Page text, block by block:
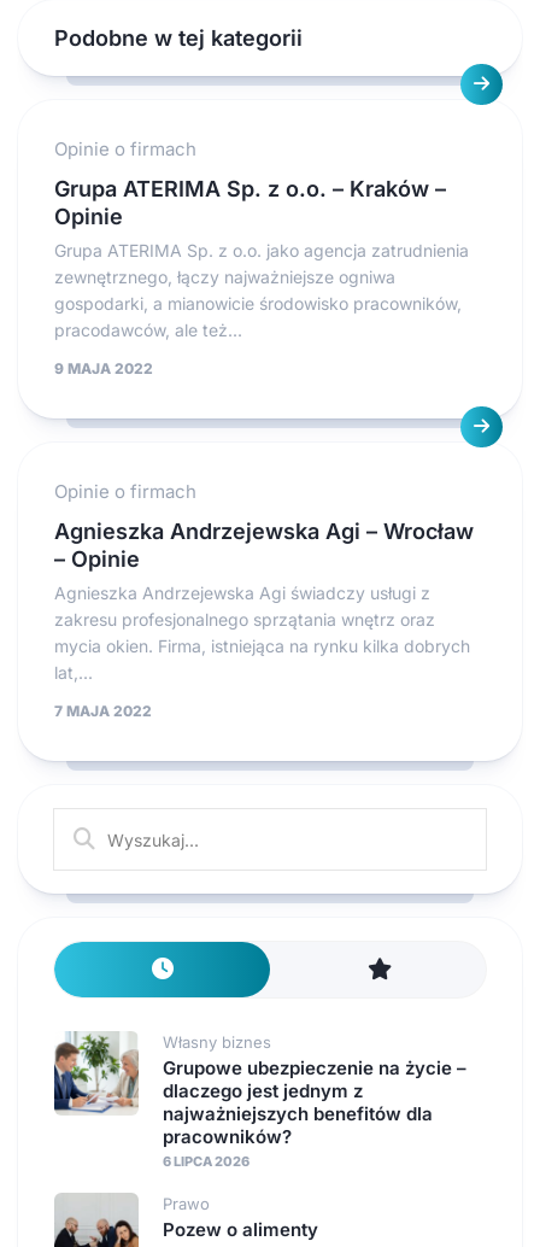
Podobne w tej kategorii
Opinie o firmach
Grupa ATERIMA Sp. z o.o. – Kraków –
Opinie
Grupa ATERIMA Sp. z o.o. jako agencja zatrudnienia
zewnętrznego, łączy najważniejsze ogniwa
gospodarki, a mianowicie środowisko pracowników,
pracodawców, ale też...
9 MAJA 2022
Opinie o firmach
Agnieszka Andrzejewska Agi – Wrocław
– Opinie
Agnieszka Andrzejewska Agi świadczy usługi z
zakresu profesjonalnego sprzątania wnętrz oraz
mycia okien. Firma, istniejąca na rynku kilka dobrych
lat,...
7 MAJA 2022
Własny biznes
Grupowe ubezpieczenie na życie –
dlaczego jest jednym z
najważniejszych benefitów dla
pracowników?
6 LIPCA 2026
Prawo
Pozew o alimenty